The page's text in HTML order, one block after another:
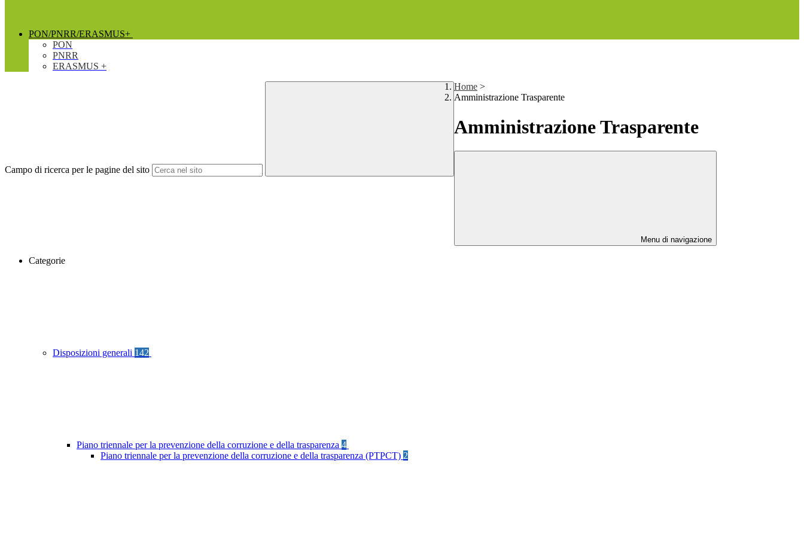
PON/PNRR/ERASMUS+
PON
PNRR
ERASMUS +
Campo di ricerca per le pagine del sito
Home >
Amministrazione Trasparente
Amministrazione Trasparente
Menu di navigazione
Categorie
Disposizioni generali 142
Piano triennale per la prevenzione della corruzione e della trasparenza 4
Piano triennale per la prevenzione della corruzione e della trasparenza (PTPCT) 2